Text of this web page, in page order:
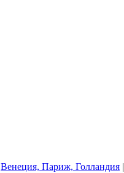
Венеция, Париж, Голландия |